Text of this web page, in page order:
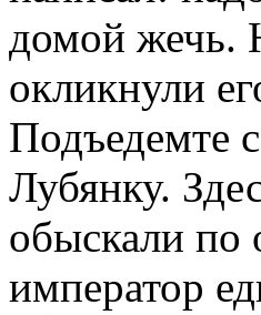
домой жечь.
окликнули
Подъедемте
Лубянку.
обыскали
император